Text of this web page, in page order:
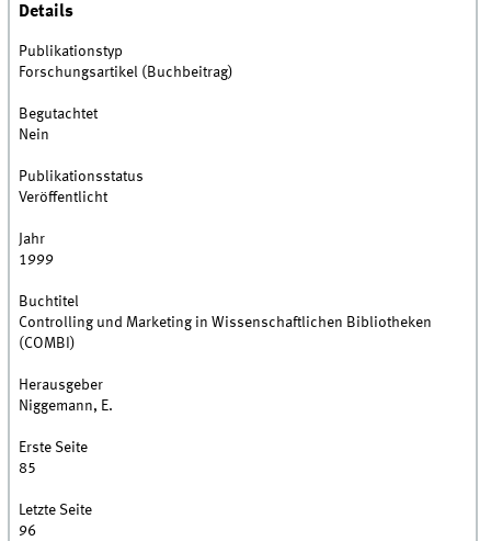
Details
Publikationstyp
Forschungsartikel (Buchbeitrag)
Begutachtet
Nein
Publikationsstatus
Veröffentlicht
Jahr
1999
Buchtitel
Controlling und Marketing in Wissenschaftlichen Bibliotheken
(COMBI)
Herausgeber
Niggemann, E.
Erste Seite
85
Letzte Seite
96